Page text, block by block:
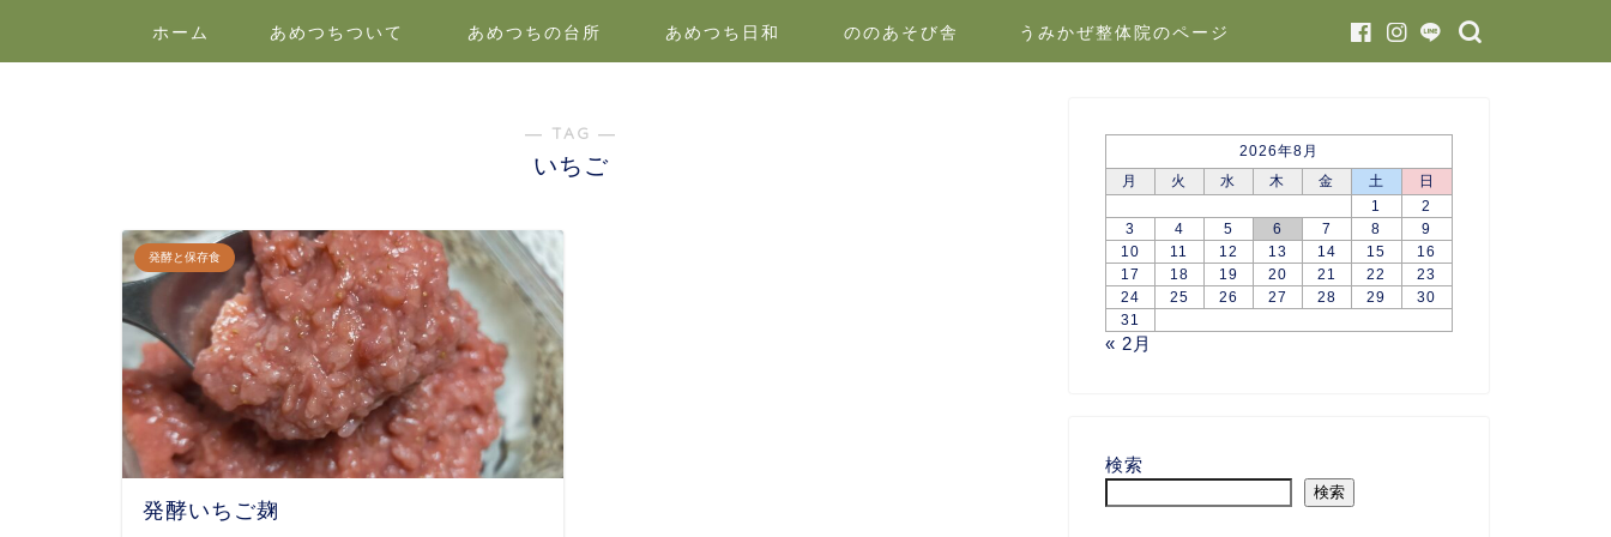
ホーム あめつちついて あめつちの台所 あめつち日和 ののあそび舎 うみかぜ整体院のページ
― TAG ―
いちご
発酵と保存食
発酵いちご麹
2026年8月
月
火 水 木 金 土
日
1
2
3
4 5 6 7 8
9
10
11 12 13 14 15
16
17
18 19 20 21 22
23
24
25 26 27 28 29
30
31
« 2月
検索
検索